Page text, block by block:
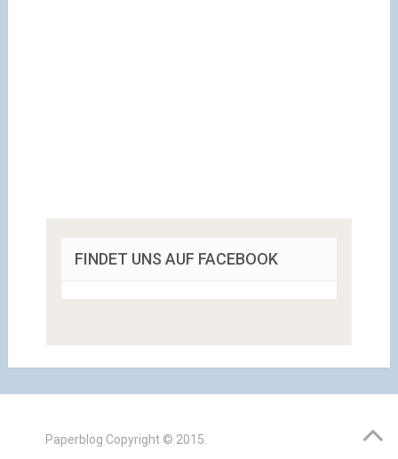
FINDET UNS AUF FACEBOOK
Paperblog Copyright © 2015.